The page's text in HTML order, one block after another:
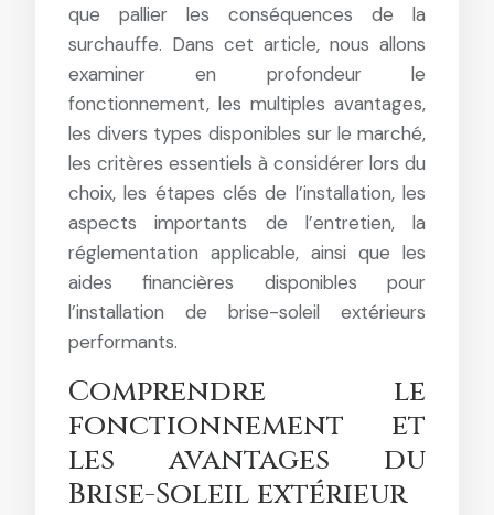
que pallier les conséquences de la
surchauffe. Dans cet article, nous allons
examiner en profondeur le
fonctionnement, les multiples avantages,
les divers types disponibles sur le marché,
les critères essentiels à considérer lors du
choix, les étapes clés de l’installation, les
aspects importants de l’entretien, la
réglementation applicable, ainsi que les
aides financières disponibles pour
l’installation de brise-soleil extérieurs
performants.
Comprendre le
fonctionnement et
les avantages du
Brise-Soleil extérieur